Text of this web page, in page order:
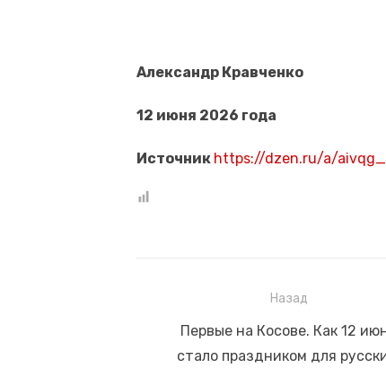
Александр Кравченко
12 июня 2026 года
Источник https://dzen.ru/a/
записям
Назад
Предыдущая
запись:
Первые на Косове. Как 12
стало праздником для